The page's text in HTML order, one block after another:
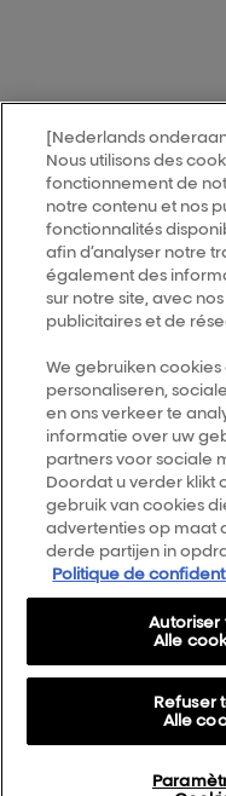
MY HAIR[iD]
Vind een salon
Follow us
14, rue Royale 75008 PARIS
[email protected]
Kies je land
Smartbond
Sitemap
Algemene voorwaarden
Privacybeleid
Cookie Settings
AirLight Pro Terms &
[Nederlands
Nous utilisons des
fonctionnement de
notre contenu et nos
fonctionnalités
afin d’analyser notre
également des
sur notre site, avec
publicitaires et de
We gebruiken
personaliseren,
en ons verkeer te
informatie over uw
partners voor sociale
Doordat u verder klikt
gebruik van cookies
advertenties op maat
derde partijen in
Politique de
Refuser
Alle
Autoriser
Alle